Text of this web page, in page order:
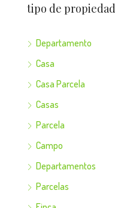
tipo de propiedad
Departamento
Casa
Casa Parcela
Casas
Parcela
Campo
Departamentos
Parcelas